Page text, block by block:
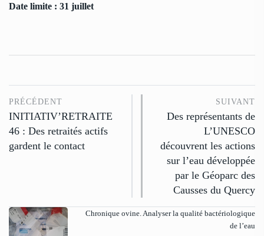
Date limite : 31 juillet
PRÉCÉDENT
INITIATIV’RETRAITE
46 : Des retraités actifs
gardent le contact
SUIVANT
Des représentants de
L’UNESCO
découvrent les actions
sur l’eau développée
par le Géoparc des
Causses du Quercy
Chronique ovine. Analyser la qualité bactériologique
de l’eau